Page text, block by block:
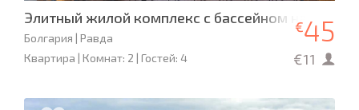
Элитный жилой комплекс с бассейном на 1-й
Болгария | Равда
Квартира | Комнат: 2 | Гостей: 4
€45
€11